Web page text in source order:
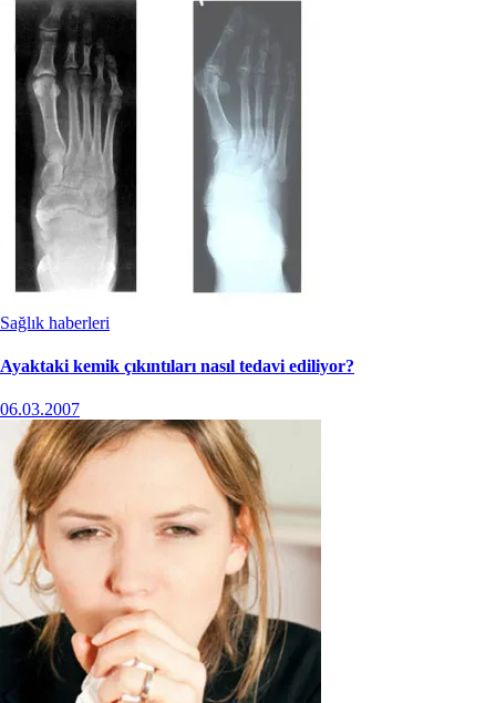
Sağlık haberleri
Ayaktaki kemik çıkıntıları nasıl tedavi ediliyor?
06.03.2007